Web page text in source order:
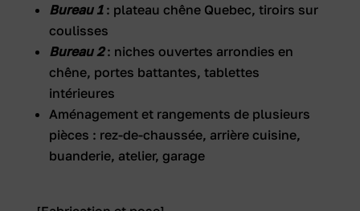
Bureau 1: plateau chêne Quebec, tiroirs sur
coulisses
Bureau 2 : niches ouvertes arrondies en
chêne, portes battantes, tablettes
intérieures
Aménagement et rangements de plusieurs
pièces : rez-de-chaussée, arrière cuisine,
buanderie, atelier, garage